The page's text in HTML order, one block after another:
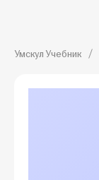
Умскул Учебник